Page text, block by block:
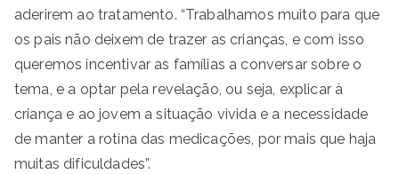
aderirem ao tratamento. “Trabalhamos muito para que
os pais não deixem de trazer as crianças, e com isso
queremos incentivar as famílias a conversar sobre o
tema, e a optar pela revelação, ou seja, explicar à
criança e ao jovem a situação vivida e a necessidade
de manter a rotina das medicações, por mais que haja
muitas dificuldades”.